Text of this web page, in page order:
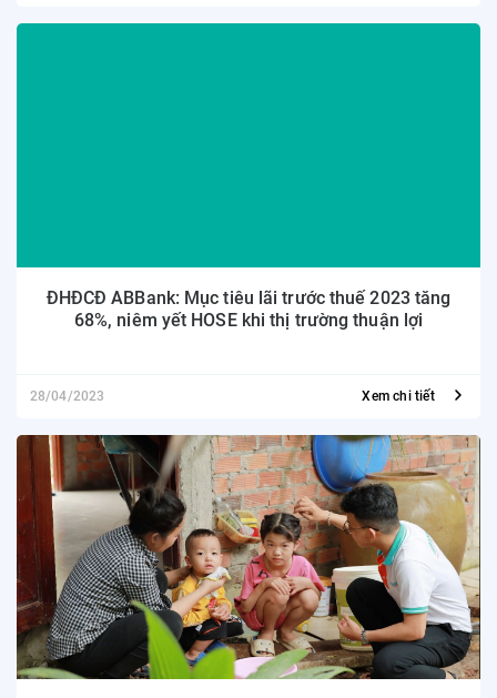
ĐHĐCĐ ABBank: Mục tiêu lãi trước thuế 2023 tăng
68%, niêm yết HOSE khi thị trường thuận lợi
28/04/2023 Xem chi tiết